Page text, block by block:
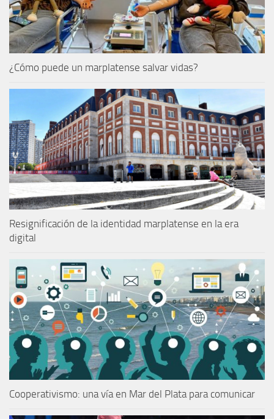
¿Cómo puede un marplatense salvar vidas?
Resignificación de la identidad marplatense en la era
digital
Cooperativismo: una vía en Mar del Plata para comunicar